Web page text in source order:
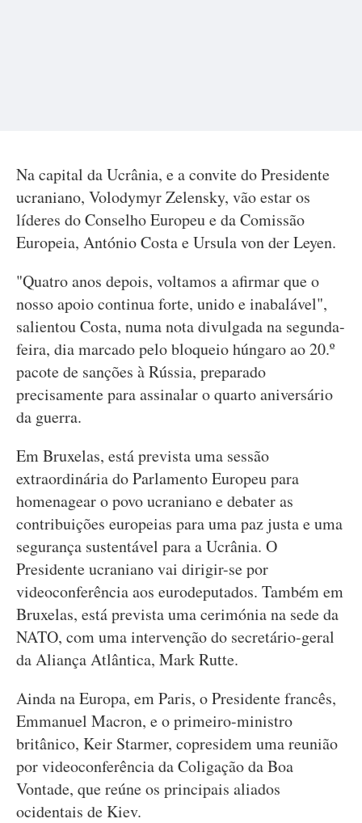
Na capital da Ucrânia, e a convite do Presidente
ucraniano, Volodymyr Zelensky, vão estar os
líderes do Conselho Europeu e da Comissão
Europeia, António Costa e Ursula von der Leyen.
"Quatro anos depois, voltamos a afirmar que o
nosso apoio continua forte, unido e inabalável",
salientou Costa, numa nota divulgada na segunda-
feira, dia marcado pelo bloqueio húngaro ao 20.º
pacote de sanções à Rússia, preparado
precisamente para assinalar o quarto aniversário
da guerra.
Em Bruxelas, está prevista uma sessão
extraordinária do Parlamento Europeu para
homenagear o povo ucraniano e debater as
contribuições europeias para uma paz justa e uma
segurança sustentável para a Ucrânia. O
Presidente ucraniano vai dirigir-se por
videoconferência aos eurodeputados. Também em
Bruxelas, está prevista uma cerimónia na sede da
NATO, com uma intervenção do secretário-geral
da Aliança Atlântica, Mark Rutte.
Ainda na Europa, em Paris, o Presidente francês,
Emmanuel Macron, e o primeiro-ministro
britânico, Keir Starmer, copresidem uma reunião
por videoconferência da Coligação da Boa
Vontade, que reúne os principais aliados
ocidentais de Kiev.